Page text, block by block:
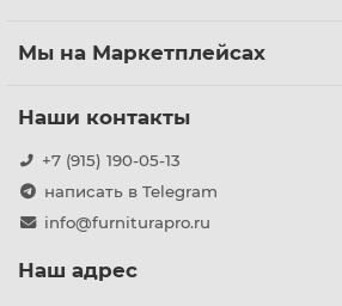
Мы на Маркетплейсах
Наши контакты
+7 (915) 190-05-13
написать в Telegram
info@furniturapro.ru
Наш адрес